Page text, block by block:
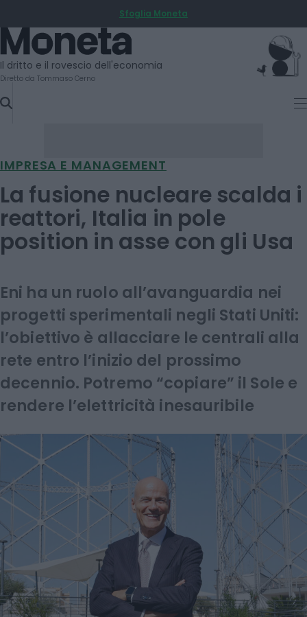
TO
CONTENT
Sfoglia Moneta
Moneta
Il dritto e il rovescio dell'economia
Diretto da Tommaso Cerno
IMPRESA E MANAGEMENT
La fusione nucleare scalda i
reattori, Italia in pole
position in asse con gli Usa
Eni ha un ruolo all’avanguardia nei
progetti sperimentali negli Stati Uniti:
l’obiettivo è allacciare le centrali alla
rete entro l’inizio del prossimo
decennio. Potremo “copiare” il Sole e
rendere l’elettricità inesauribile